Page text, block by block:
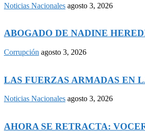
Noticias Nacionales agosto 3, 2026
ABOGADO DE NADINE
Corrupción agosto 3, 2026
LAS FUERZAS ARMADAS EN
Noticias Nacionales agosto 3, 2026
AHORA SE RETRACTA: